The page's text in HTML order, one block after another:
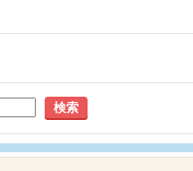
検索